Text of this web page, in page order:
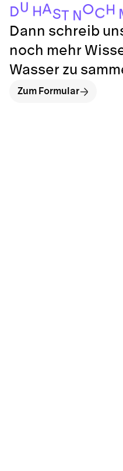
DU H AST NOC H
Dann schreib
noch mehr
Wasser zu
Zum Formular